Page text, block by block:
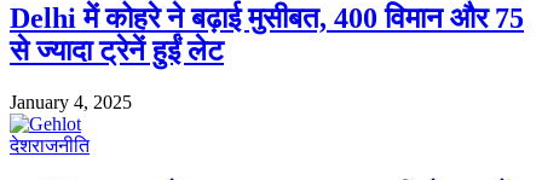
Delhi में कोहरे ने बढ़ाई मुसीबत, 400 विमान और 75
से ज्यादा ट्रेनें हुईं लेट
January 4, 2025
देशराजनीति